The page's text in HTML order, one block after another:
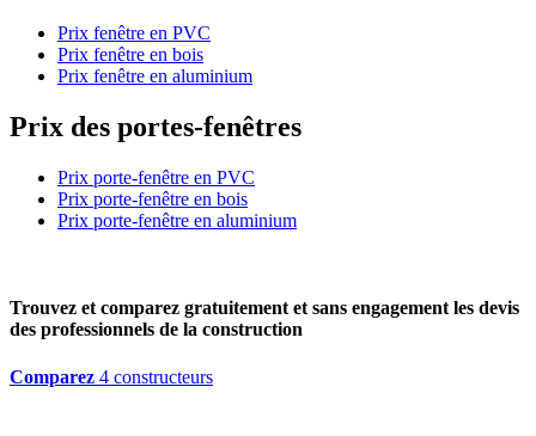
Prix fenêtre en PVC
Prix fenêtre en bois
Prix fenêtre en aluminium
Prix des portes-fenêtres
Prix porte-fenêtre en PVC
Prix porte-fenêtre en bois
Prix porte-fenêtre en aluminium
Trouvez et comparez gratuitement et sans engagement les devis
des professionnels de la construction
Comparez 4 constructeurs